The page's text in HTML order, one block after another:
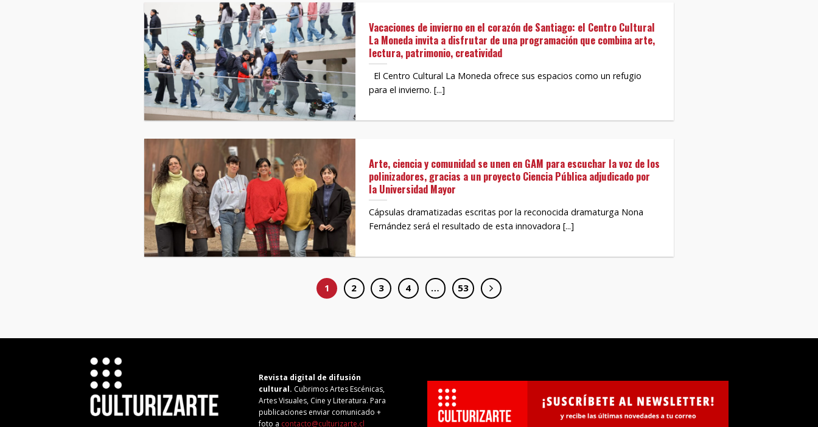
Vacaciones de invierno en el corazón de Santiago: el Centro Cultural
La Moneda invita a disfrutar de una programación que combina arte,
lectura, patrimonio, creatividad
El Centro Cultural La Moneda ofrece sus espacios como un refugio
para el invierno. [...]
Arte, ciencia y comunidad se unen en GAM para escuchar la voz de los
polinizadores, gracias a un proyecto Ciencia Pública adjudicado por
la Universidad Mayor
Cápsulas dramatizadas escritas por la reconocida dramaturga Nona
Fernández será el resultado de esta innovadora [...]
1 2 3 4 … 53
Revista digital de difusión
cultural. Cubrimos Artes Escénicas,
Artes Visuales, Cine y Literatura. Para
publicaciones enviar comunicado +
foto a contacto@culturizarte.cl